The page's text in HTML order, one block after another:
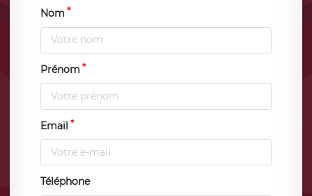
Nom
Prénom
Email
Téléphone